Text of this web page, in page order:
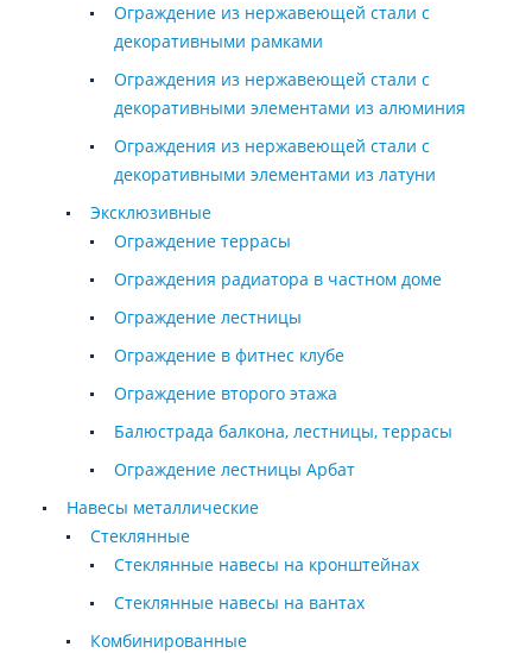
Ограждение из нержавеющей стали с
декоративными рамками
Ограждения из нержавеющей стали с
декоративными элементами из алюминия
Ограждения из нержавеющей стали с
декоративными элементами из латуни
Эксклюзивные
Ограждение террасы
Ограждения радиатора в частном доме
Ограждение лестницы
Ограждение в фитнес клубе
Ограждение второго этажа
Балюстрада балкона, лестницы, террасы
Ограждение лестницы Арбат
Навесы металлические
Стеклянные
Стеклянные навесы на кронштейнах
Стеклянные навесы на вантах
Комбинированные